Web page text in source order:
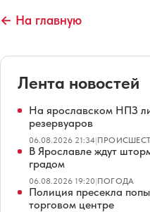
← На главную
Лента новостей
На ярославском НПЗ
резервуаров
06.08.2026 21:34|
В Ярославле ждут
градом
06.08.2026 19:20|ПОГОДА
Полиция пресекла
торговом центре